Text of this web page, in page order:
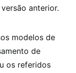
anterior.
modelos de
de
os referidos